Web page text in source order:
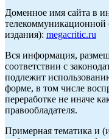
Доменное имя сайта в
телекоммуникационной
издания): megacritic.ru
Вся информация,
соответствии с
подлежит
форме, в том числе
переработке не иначе
правообладателя.
Примерная тематика и